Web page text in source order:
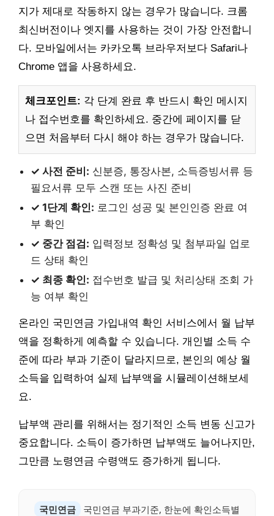
지가 제대로 작동하지 않는 경우가 많습니다. 크롬
최신버전이나 엣지를 사용하는 것이 가장 안전합니
다. 모바일에서는 카카오톡 브라우저보다 Safari나
Chrome 앱을 사용하세요.
체크포인트: 각 단계 완료 후 반드시 확인 메시지
나 접수번호를 확인하세요. 중간에 페이지를 닫
으면 처음부터 다시 해야 하는 경우가 많습니다.
✓ 사전 준비: 신분증, 통장사본, 소득증빙서류 등
필요서류 모두 스캔 또는 사진 준비
✓ 1단계 확인: 로그인 성공 및 본인인증 완료 여
부 확인
✓ 중간 점검: 입력정보 정확성 및 첨부파일 업로
드 상태 확인
✓ 최종 확인: 접수번호 발급 및 처리상태 조회 가
능 여부 확인
온라인 국민연금 가입내역 확인 서비스에서 월 납부
액을 정확하게 예측할 수 있습니다. 개인별 소득 수
준에 따라 부과 기준이 달라지므로, 본인의 예상 월
소득을 입력하여 실제 납부액을 시뮬레이션해보세
요.
납부액 관리를 위해서는 정기적인 소득 변동 신고가
중요합니다. 소득이 증가하면 납부액도 늘어나지만,
그만큼 노령연금 수령액도 증가하게 됩니다.
국민연금
국민연금 부과기준, 한눈에 확인소득별